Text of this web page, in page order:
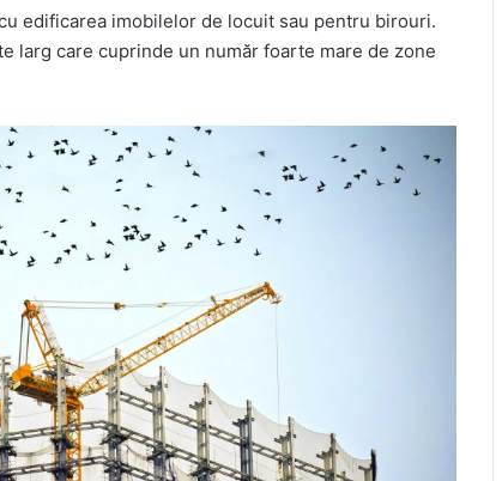
edificarea imobilelor de locuit sau pentru birouri.
larg care cuprinde un număr foarte mare de zone